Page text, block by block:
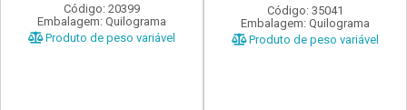
Código: 20399
Embalagem: Quilograma
Produto de peso variável
Código: 35041
Embalagem: Quilograma
Produto de peso variável